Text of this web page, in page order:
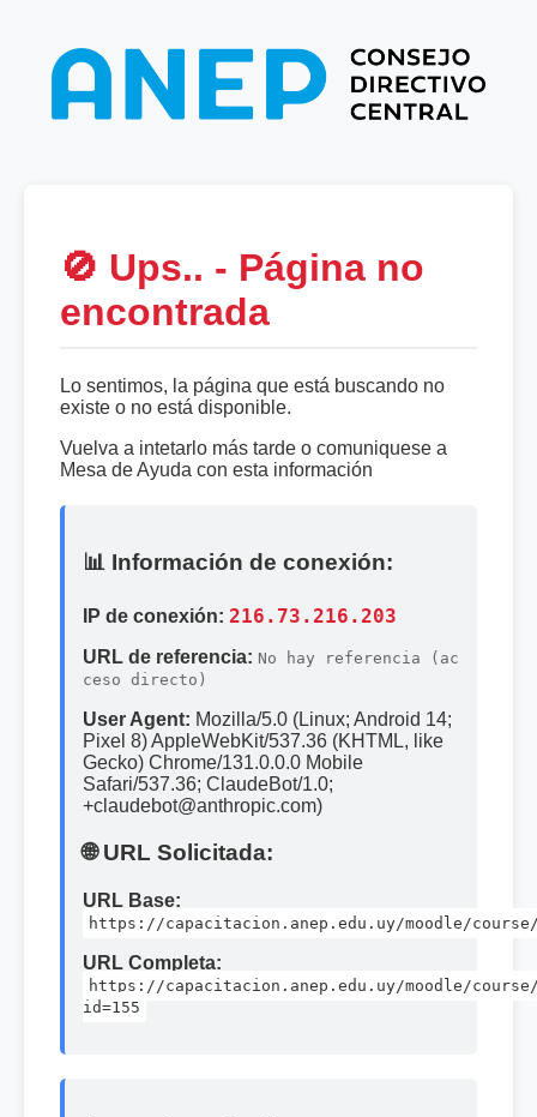
🚫 Ups.. - Página no
encontrada
Lo sentimos, la página que está buscando no
existe o no está disponible.
Vuelva a intetarlo más tarde o comuniquese a
Mesa de Ayuda con esta información
📊 Información de conexión:
IP de conexión: 216.73.216.203
URL de referencia: No hay referencia (ac
ceso directo)
User Agent: Mozilla/5.0 (Linux; Android 14;
Pixel 8) AppleWebKit/537.36 (KHTML, like
Gecko) Chrome/131.0.0.0 Mobile
Safari/537.36; ClaudeBot/1.0;
+claudebot@anthropic.com)
🌐 URL Solicitada:
URL Base:
https://capacitacion.anep.edu.uy/moodle/
URL Completa:
https://capacitacion.anep.edu.uy/moodle/
id=155